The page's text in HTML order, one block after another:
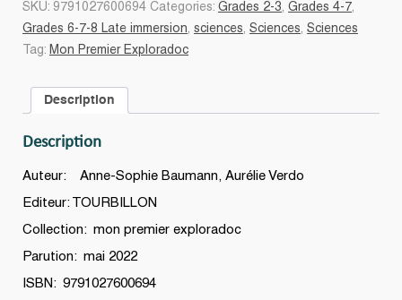
et
que
plastique
quand
il
SKU: 9791027600694 Categories: Grades 2-3, Grades 4-7,
Grades 6-7-8 Late immersion, sciences, Sciences, Sciences
Tag: Mon Premier Exploradoc
Description
Description
Auteur: Anne-Sophie Baumann, Aurélie Verdo
Editeur: TOURBILLON
Collection: mon premier exploradoc
Parution: mai 2022
ISBN: 9791027600694